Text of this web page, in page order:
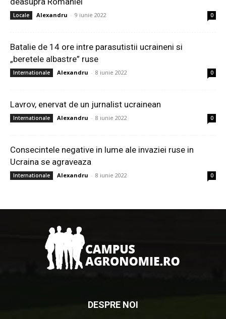
Locale Alexandru - 9 iunie 2022 0
Batalie de 14 ore intre parasutistii ucraineni si
„beretele albastre” ruse
Internationale Alexandru - 8 iunie 2022 0
Lavrov, enervat de un jurnalist ucrainean
Internationale Alexandru - 8 iunie 2022 0
Consecintele negative in lume ale invaziei ruse in
Ucraina se agraveaza
Internationale Alexandru - 8 iunie 2022 0
DESPRE NOI